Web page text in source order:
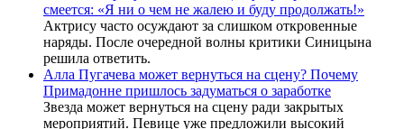
смеется: «Я ни о чем не жалею и буду продолжать!»
Актрису часто осуждают за слишком откровенные
наряды. После очередной волны критики Синицына
решила ответить.
Алла Пугачева может вернуться на сцену? Почему
Примадонне пришлось задуматься о заработке
Звезда может вернуться на сцену ради закрытых
мероприятий. Певице уже предложили высокий